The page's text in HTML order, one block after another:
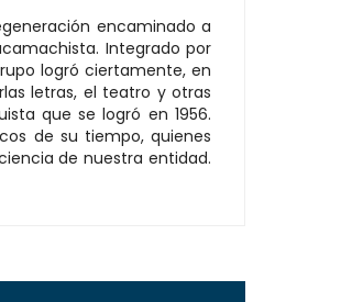
encaminado a
Integrado por
logró ciertamente, en
letras, el teatro y otras
que se logró en 1956.
de su tiempo, quienes
de nuestra entidad.